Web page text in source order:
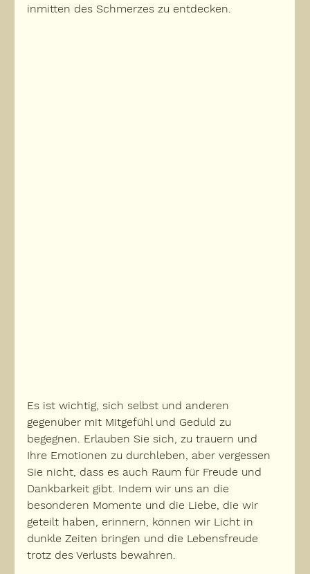
inmitten des Schmerzes zu entdecken.
Es ist wichtig, sich selbst und anderen
gegenüber mit Mitgefühl und Geduld zu
begegnen. Erlauben Sie sich, zu trauern und
Ihre Emotionen zu durchleben, aber vergessen
Sie nicht, dass es auch Raum für Freude und
Dankbarkeit gibt. Indem wir uns an die
besonderen Momente und die Liebe, die wir
geteilt haben, erinnern, können wir Licht in
dunkle Zeiten bringen und die Lebensfreude
trotz des Verlusts bewahren.